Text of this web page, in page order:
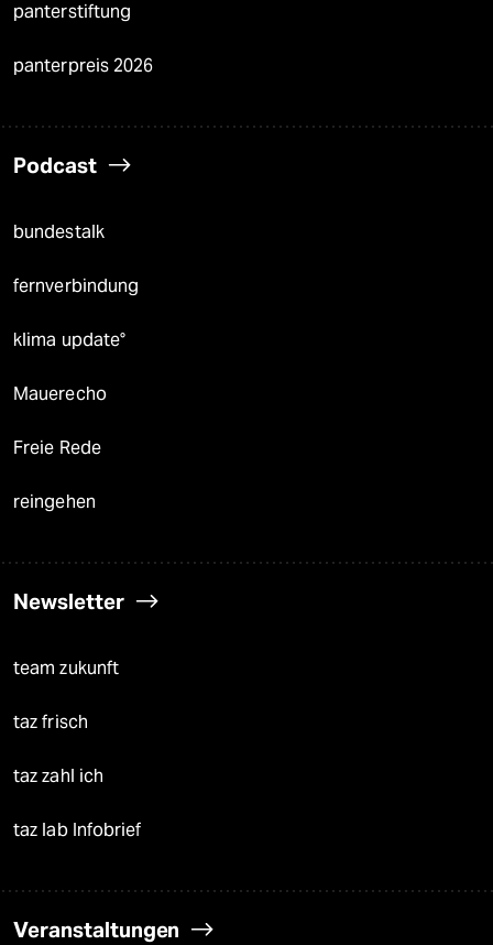
panterstiftung
panterpreis 2026
Podcast
bundestalk
fernverbindung
klima update°
Mauerecho
Freie Rede
reingehen
Newsletter
team zukunft
taz frisch
taz zahl ich
taz lab Infobrief
Veranstaltungen